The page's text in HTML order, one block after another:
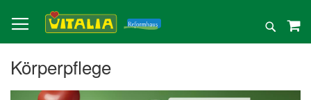
zum
Inhalt
Suche
Körperpflege